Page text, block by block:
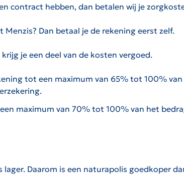
contract hebben, dan betalen wij je
Dan betaal je de rekening eerst zelf.
je een deel van de kosten vergoed.
tot een maximum van 65% tot 100%
maximum van 70% tot 100% van het
Daarom is een naturapolis goedkoper